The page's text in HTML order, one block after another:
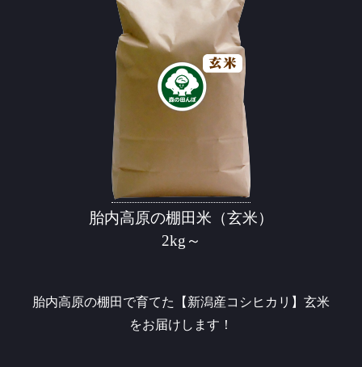
胎内高原の棚田米（玄米）
2kg～
胎内高原の棚田で育てた【新潟産コシヒカリ】玄米
をお届けします！